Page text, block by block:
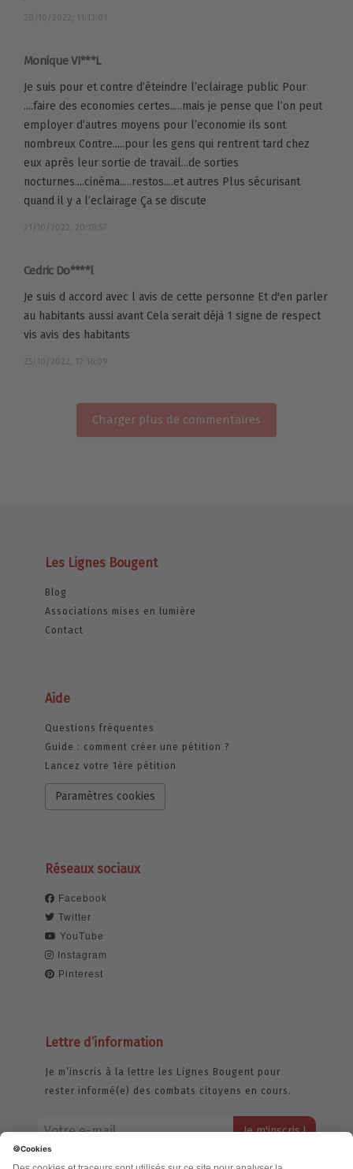
20/10/2022, 11:13:01
Monique VI***L
Je suis pour et contre d’éteindre l’eclairage public Pour
....faire des economies certes.....mais je pense que l’on peut
employer d’autres moyens pour l’economie ils sont
nombreux Contre.....pour les gens qui rentrent tard chez
eux après leur sortie de travail...de sorties
nocturnes....cinéma.....restos....et autres Plus sécurisant
quand il y a l’eclairage Ça se discute
21/10/2022, 20:18:57
Cedric Do****l
Je suis d accord avec l avis de cette personne Et d'en parler
au habitants aussi avant Cela serait déjà 1 signe de respect
vis avis des habitants
25/10/2022, 12:16:09
Charger plus de commentaires
Les Lignes Bougent
Blog
Associations mises en lumière
Contact
Aide
Questions fréquentes
Guide : comment créer une pétition ?
Lancez votre 1ère pétition
Paramètres cookies
Réseaux sociaux
Facebook
Twitter
YouTube
Instagram
Pinterest
Lettre d’information
Je m’inscris à la lettre les Lignes Bougent pour
rester informé(e) des combats citoyens en cours.